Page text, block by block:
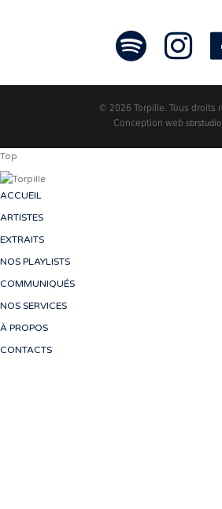
© 2026 Torpille. Tous droits
Conception web
Top
ACCUEIL
ARTISTES
EXTRAITS
NOS PLAYLISTS
COMMUNIQUÉS
NOS SERVICES
À PROPOS
CONTACTS